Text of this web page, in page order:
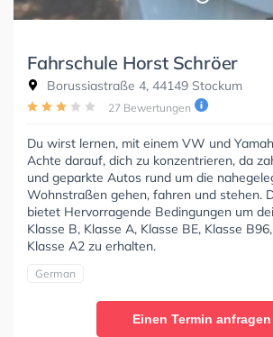
Fahrschule Horst Schröer
Borussiastraße 4, 44149 Stockum
27 Bewertungen
Du wirst lernen, mit einem VW und
Achte darauf, dich zu konzentrieren, da
und geparkte Autos rund um die
Wohnstraßen gehen, fahren und stehen.
bietet Hervorragende Bedingungen um
Klasse B, Klasse A, Klasse BE, Klasse
Klasse A2 zu erhalten.
German
Einen Termin anfragen